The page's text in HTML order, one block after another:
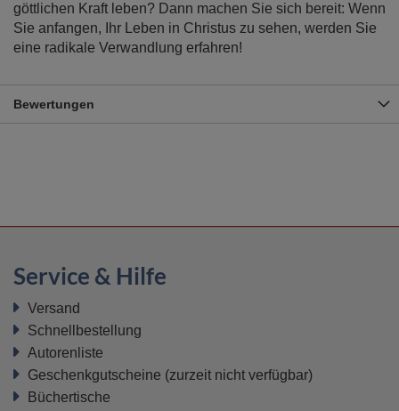
göttlichen Kraft leben? Dann machen Sie sich bereit: Wenn
Sie anfangen, Ihr Leben in Christus zu sehen, werden Sie
eine radikale Verwandlung erfahren!
Bewertungen
Service & Hilfe
Versand
Schnellbestellung
Autorenliste
Geschenkgutscheine (zurzeit nicht verfügbar)
Büchertische